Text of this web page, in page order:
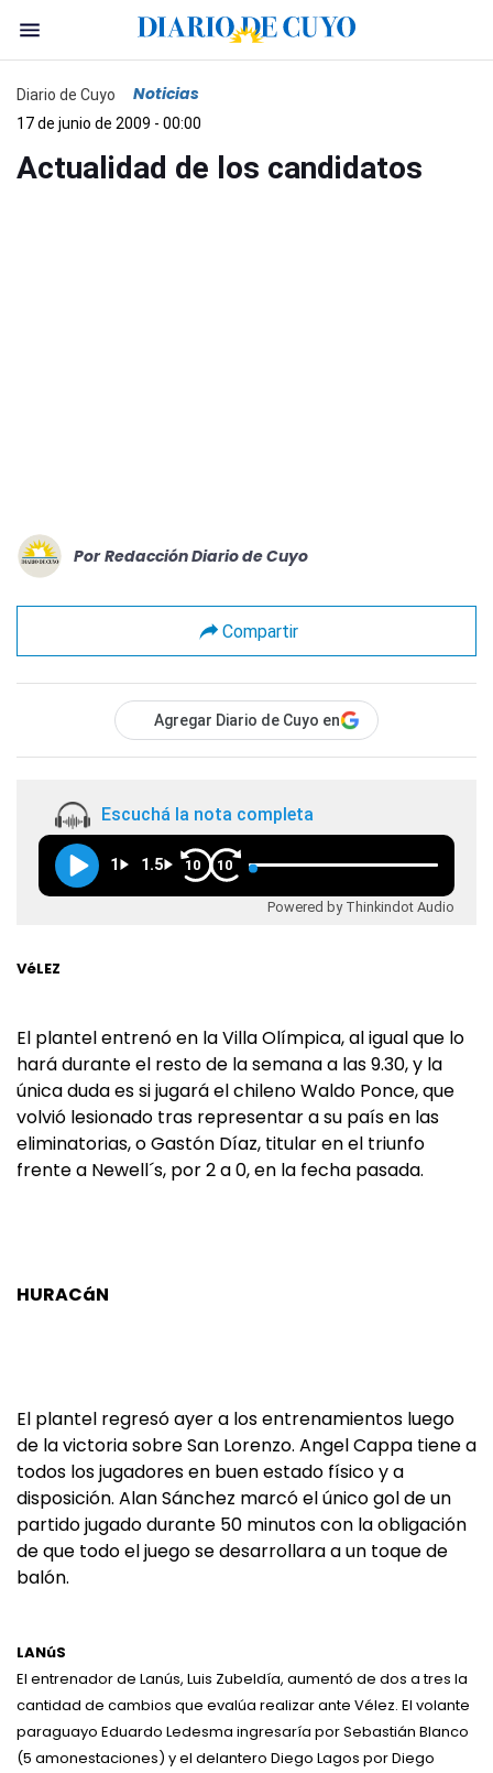
Diario de Cuyo Noticias
17 de junio de 2009 - 00:00
Actualidad de los candidatos
Por Redacción Diario de Cuyo
Compartir
Agregar Diario de Cuyo en
Escuchá la nota completa
1 1.5 10 10
Powered by Thinkindot Audio
VéLEZ
El plantel entrenó en la Villa Olímpica, al igual que lo
hará durante el resto de la semana a las 9.30, y la
única duda es si jugará el chileno Waldo Ponce, que
volvió lesionado tras representar a su país en las
eliminatorias, o Gastón Díaz, titular en el triunfo
frente a Newell´s, por 2 a 0, en la fecha pasada.
HURACáN
El plantel regresó ayer a los entrenamientos luego
de la victoria sobre San Lorenzo. Angel Cappa tiene a
todos los jugadores en buen estado físico y a
disposición. Alan Sánchez marcó el único gol de un
partido jugado durante 50 minutos con la obligación
de que todo el juego se desarrollara a un toque de
balón.
LANúS
El entrenador de Lanús, Luis Zubeldía, aumentó de dos a tres la
cantidad de cambios que evalúa realizar ante Vélez. El volante
paraguayo Eduardo Ledesma ingresaría por Sebastián Blanco
(5 amonestaciones) y el delantero Diego Lagos por Diego